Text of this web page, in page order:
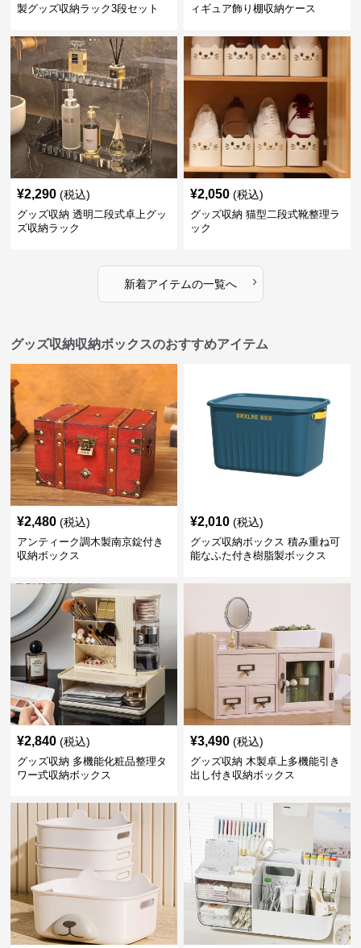
製グッズ収納ラック3段セット
ィギュア飾り棚収納ケース
¥2,290 (税込)
グッズ収納 透明二段式卓上グッ
ズ収納ラック
¥2,050 (税込)
グッズ収納 猫型二段式靴整理ラ
ック
新着アイテムの一覧へ ›
グッズ収納収納ボックスのおすすめアイテム
¥2,480 (税込)
アンティーク調木製南京錠付き
収納ボックス
¥2,010 (税込)
グッズ収納ボックス 積み重ね可
能なふた付き樹脂製ボックス
¥2,840 (税込)
グッズ収納 多機能化粧品整理タ
ワー式収納ボックス
¥3,490 (税込)
グッズ収納 木製卓上多機能引き
出し付き収納ボックス